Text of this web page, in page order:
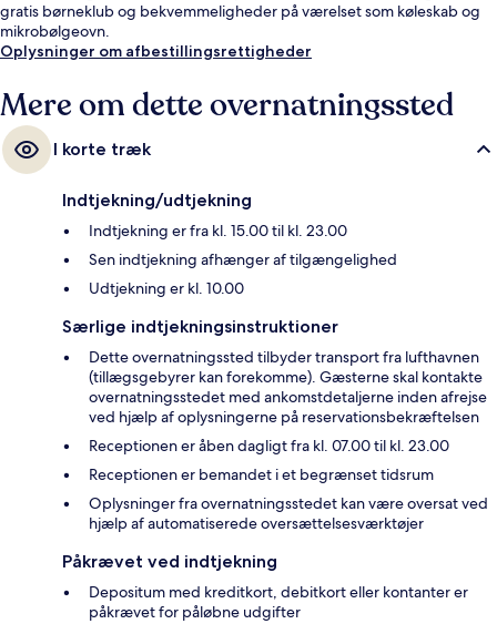
gratis børneklub og bekvemmeligheder på værelset som køleskab og
mikrobølgeovn.
Oplysninger om afbestillingsrettigheder
Mere om dette overnatningssted
I korte træk
Indtjekning/udtjekning
Indtjekning er fra kl. 15.00 til kl. 23.00
Sen indtjekning afhænger af tilgængelighed
Udtjekning er kl. 10.00
Særlige indtjekningsinstruktioner
Dette overnatningssted tilbyder transport fra lufthavnen
(tillægsgebyrer kan forekomme). Gæsterne skal kontakte
overnatningsstedet med ankomstdetaljerne inden afrejse
ved hjælp af oplysningerne på reservationsbekræftelsen
Receptionen er åben dagligt fra kl. 07.00 til kl. 23.00
Receptionen er bemandet i et begrænset tidsrum
Oplysninger fra overnatningsstedet kan være oversat ved
hjælp af automatiserede oversættelsesværktøjer
Påkrævet ved indtjekning
Depositum med kreditkort, debitkort eller kontanter er
påkrævet for påløbne udgifter